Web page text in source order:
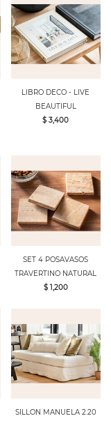
LIBRO DECO - LIVE
BEAUTIFUL
$ 3,400
SET 4 POSAVASOS
TRAVERTINO NATURAL
$ 1,200
SILLON MANUELA 2.20